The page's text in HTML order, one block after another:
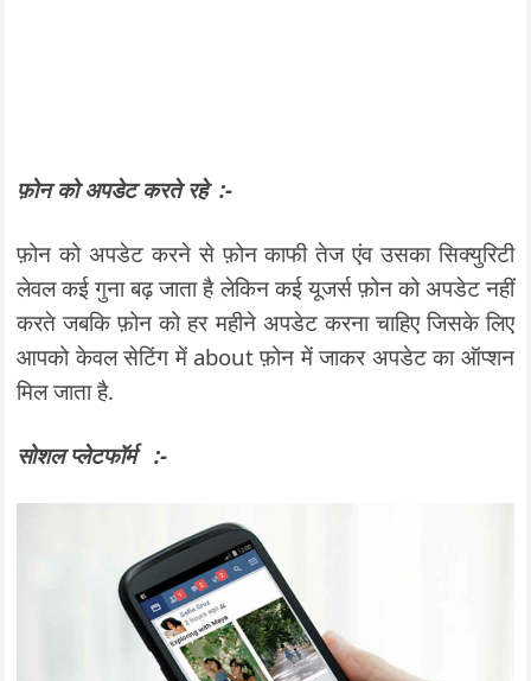
फ़ोन को अपडेट करते रहे :-
फ़ोन को अपडेट करने से फ़ोन काफी तेज एंव उसका सिक्युरिटी
लेवल कई गुना बढ़ जाता है लेकिन कई यूजर्स फ़ोन को अपडेट नहीं
करते जबकि फ़ोन को हर महीने अपडेट करना चाहिए जिसके लिए
आपको केवल सेटिंग में about फ़ोन में जाकर अपडेट का ऑप्शन
मिल जाता है.
सोशल प्लेटफॉर्म :-